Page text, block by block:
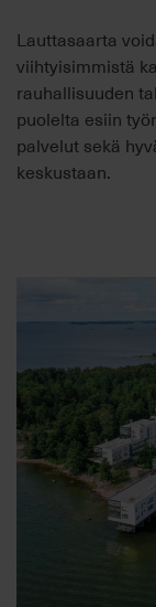
Lauttasaarta
viihtyisimmistä
rauhallisuuden
puolelta esiin
palvelut sekä
keskustaan.